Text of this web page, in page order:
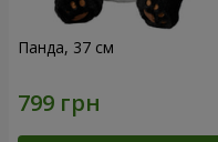
Панда, 37 см